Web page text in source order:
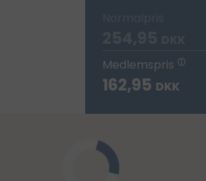
Medlemspris
162,95 DKK